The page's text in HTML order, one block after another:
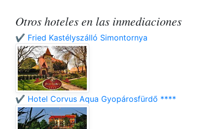
Otros hoteles en las inmediaciones
✔️ Fried Kastélyszálló Simontornya
✔️ Hotel Corvus Aqua Gyopárosfürdő ****